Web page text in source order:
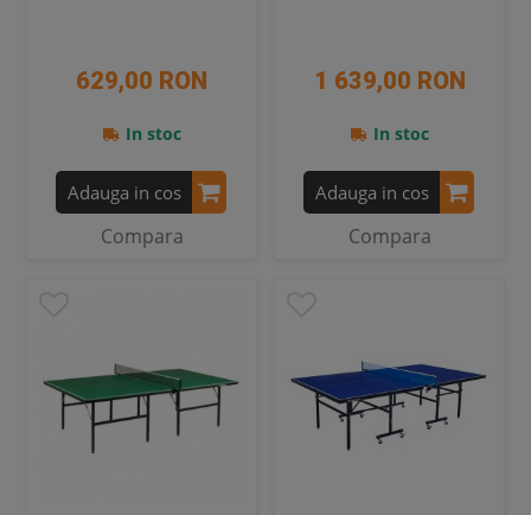
629,00 RON
In stoc
Adauga in cos
Compara
1 639,00 RON
In stoc
Adauga in cos
Compara